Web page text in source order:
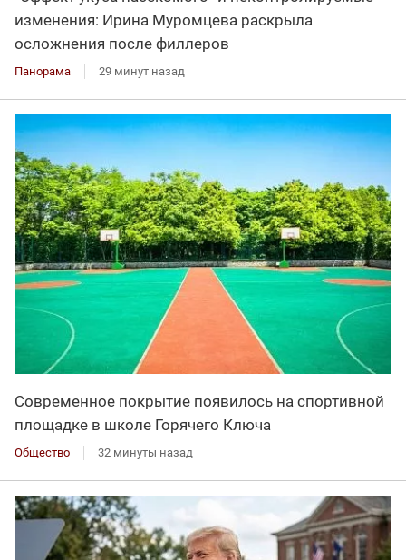
изменения: Ирина Муромцева раскрыла
осложнения после филлеров
Панорама 29 минут назад
Современное покрытие появилось на спортивной
площадке в школе Горячего Ключа
Общество 32 минуты назад